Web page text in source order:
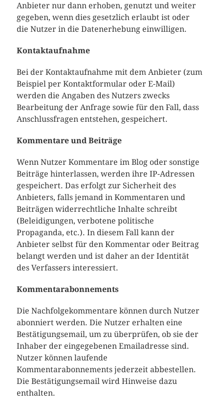
Anbieter nur dann erhoben, genutzt und weiter
gegeben, wenn dies gesetzlich erlaubt ist oder
die Nutzer in die Datenerhebung einwilligen.
Kontaktaufnahme
Bei der Kontaktaufnahme mit dem Anbieter (zum
Beispiel per Kontaktformular oder E-Mail)
werden die Angaben des Nutzers zwecks
Bearbeitung der Anfrage sowie für den Fall, dass
Anschlussfragen entstehen, gespeichert.
Kommentare und Beiträge
Wenn Nutzer Kommentare im Blog oder sonstige
Beiträge hinterlassen, werden ihre IP-Adressen
gespeichert. Das erfolgt zur Sicherheit des
Anbieters, falls jemand in Kommentaren und
Beiträgen widerrechtliche Inhalte schreibt
(Beleidigungen, verbotene politische
Propaganda, etc.). In diesem Fall kann der
Anbieter selbst für den Kommentar oder Beitrag
belangt werden und ist daher an der Identität
des Verfassers interessiert.
Kommentarabonnements
Die Nachfolgekommentare können durch Nutzer
abonniert werden. Die Nutzer erhalten eine
Bestätigungsemail, um zu überprüfen, ob sie der
Inhaber der eingegebenen Emailadresse sind.
Nutzer können laufende
Kommentarabonnements jederzeit abbestellen.
Die Bestätigungsemail wird Hinweise dazu
enthalten.